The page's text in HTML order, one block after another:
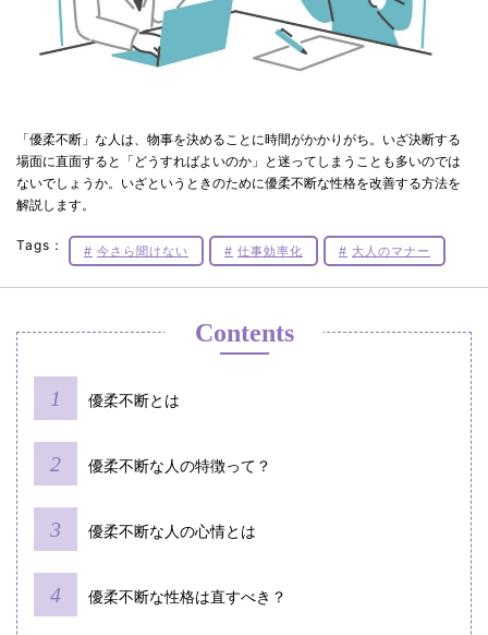
「優柔不断」な人は、物事を決めることに時間がかかりがち。いざ決断する
場面に直面すると「どうすればよいのか」と迷ってしまうことも多いのでは
ないでしょうか。いざというときのために優柔不断な性格を改善する方法を
解説します。
Tags： 今さら聞けない 仕事効率化 大人のマナー
Contents
優柔不断とは
優柔不断な人の特徴って？
優柔不断な人の心情とは
優柔不断な性格は直すべき？